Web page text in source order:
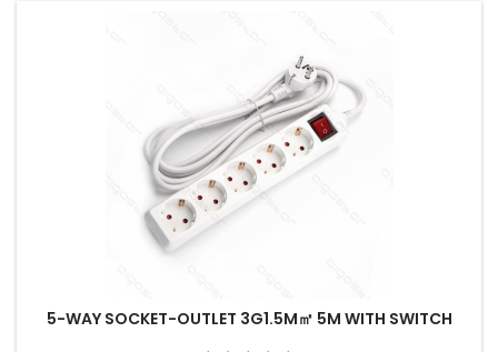
5-WAY SOCKET-OUTLET 3G1.5M㎡ 5M WITH SWITCH